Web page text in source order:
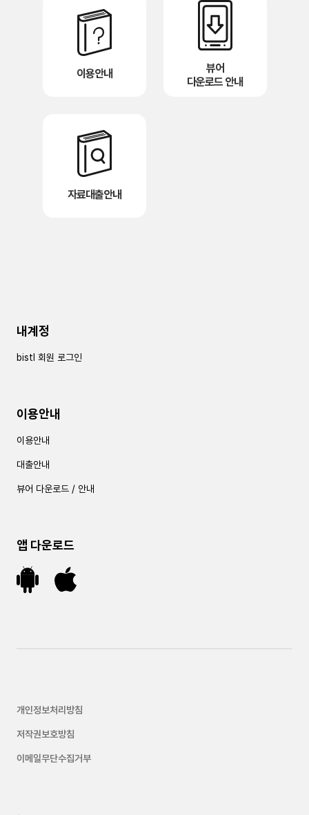
이용안내
뷰어
다운로드 안내
자료대출안내
내계정
bistl 회원 로그인
이용안내
이용안내
대출안내
뷰어 다운로드 / 안내
앱 다운로드
개인정보처리방침
저작권보호방침
이메일무단수집거부